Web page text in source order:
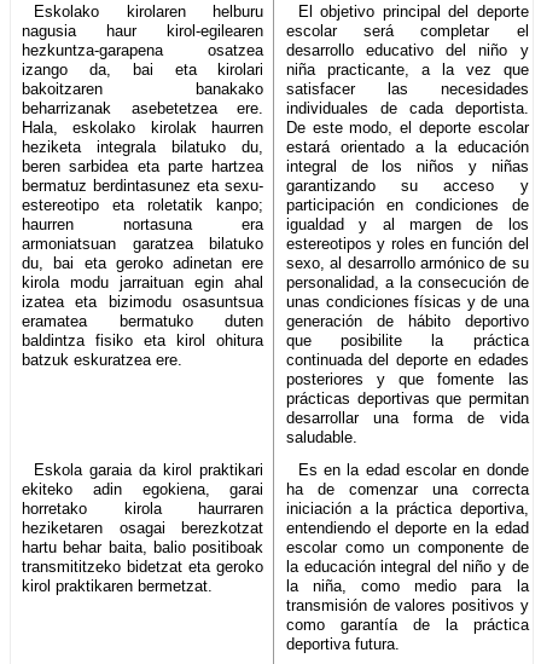
Eskolako kirolaren helburu
nagusia haur kirol-egilearen
hezkuntza-garapena osatzea
izango da, bai eta kirolari
bakoitzaren banakako
beharrizanak asebetetzea ere.
Hala, eskolako kirolak haurren
heziketa integrala bilatuko du,
beren sarbidea eta parte hartzea
bermatuz berdintasunez eta sexu-
estereotipo eta roletatik kanpo;
haurren nortasuna era
armoniatsuan garatzea bilatuko
du, bai eta geroko adinetan ere
kirola modu jarraituan egin ahal
izatea eta bizimodu osasuntsua
eramatea bermatuko duten
baldintza fisiko eta kirol ohitura
batzuk eskuratzea ere.
El objetivo principal del deporte
escolar será completar el
desarrollo educativo del niño y
niña practicante, a la vez que
satisfacer las necesidades
individuales de cada deportista.
De este modo, el deporte escolar
estará orientado a la educación
integral de los niños y niñas
garantizando su acceso y
participación en condiciones de
igualdad y al margen de los
estereotipos y roles en función del
sexo, al desarrollo armónico de su
personalidad, a la consecución de
unas condiciones físicas y de una
generación de hábito deportivo
que posibilite la práctica
continuada del deporte en edades
posteriores y que fomente las
prácticas deportivas que permitan
desarrollar una forma de vida
saludable.
Eskola garaia da kirol praktikari
ekiteko adin egokiena, garai
horretako kirola haurraren
heziketaren osagai berezkotzat
hartu behar baita, balio positiboak
transmititzeko bidetzat eta geroko
kirol praktikaren bermetzat.
Es en la edad escolar en donde
ha de comenzar una correcta
iniciación a la práctica deportiva,
entendiendo el deporte en la edad
escolar como un componente de
la educación integral del niño y de
la niña, como medio para la
transmisión de valores positivos y
como garantía de la práctica
deportiva futura.